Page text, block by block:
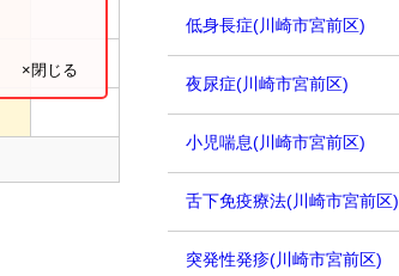
×閉じる
低身長症(川崎市宮前区)
夜尿症(川崎市宮前区)
小児喘息(川崎市宮前区)
舌下免疫療法(川崎市宮前区)
突発性発疹(川崎市宮前区)